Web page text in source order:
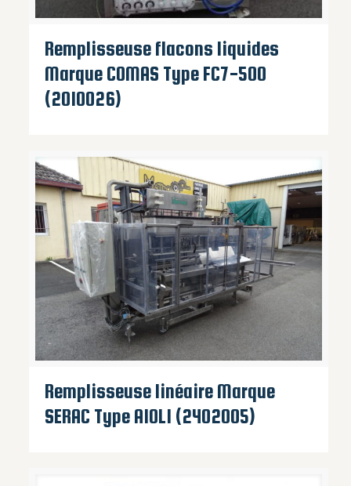
Remplisseuse flacons liquides
Marque COMAS Type FC7-500
(2010026)
Remplisseuse linéaire Marque
SERAC Type A10L1 (2402005)